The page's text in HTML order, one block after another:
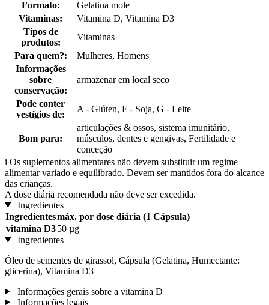
Formato:
Gelatina mole
Vitaminas:
Vitamina D, Vitamina D3
Tipos de
produtos:
Vitaminas
Para quem?:
Mulheres, Homens
Informações
sobre
conservação:
armazenar em local seco
Pode conter
vestígios de:
A - Glúten, F - Soja, G - Leite
Bom para:
articulações & ossos, sistema imunitário,
músculos, dentes e gengivas, Fertilidade e
conceção
i Os suplementos alimentares não devem substituir um regime
alimentar variado e equilibrado. Devem ser mantidos fora do alcance
das crianças.
A dose diária recomendada não deve ser excedida.
Ingredientes
Ingredientesmáx. por dose diária (1 Cápsula)
vitamina D3 50 µg
Ingredientes
Óleo de sementes de girassol, Cápsula (Gelatina, Humectante:
glicerina), Vitamina D3
Informações gerais sobre a vitamina D
Informações legais